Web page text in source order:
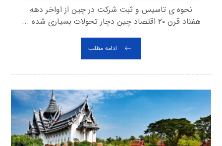
نحوه ی تاسیس و ثبت شرکت در چین از اواخر دهه
هفتاد قرن ۲۰ اقتصاد چین دچار تحولات بسیاری شده ...
ادامه مطلب